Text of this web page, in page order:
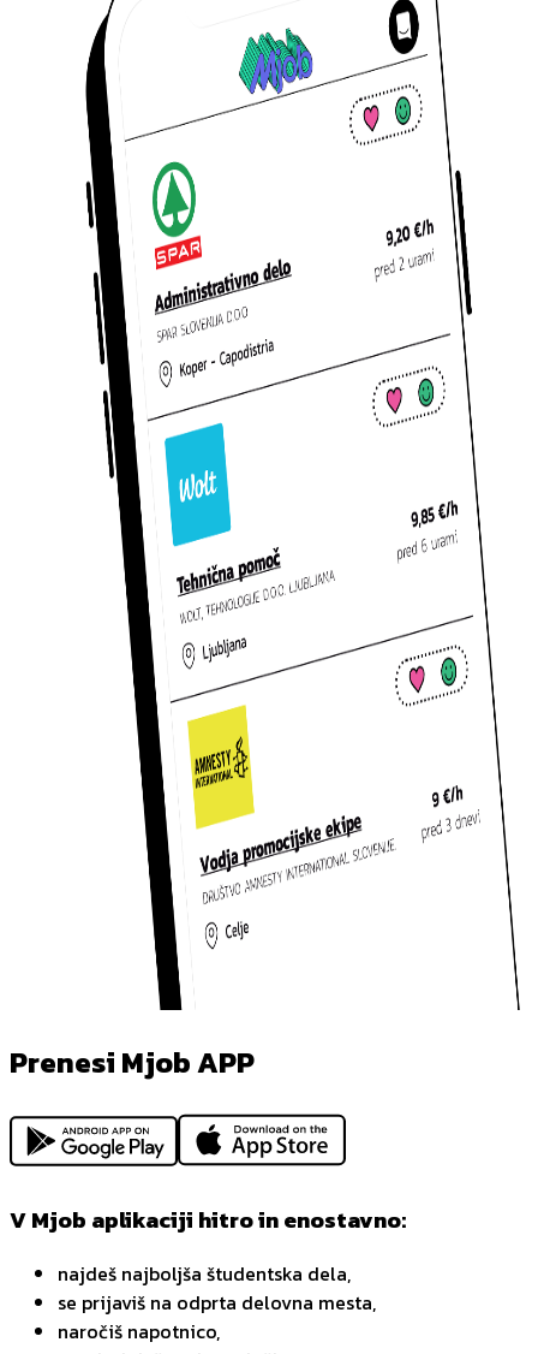
Prenesi Mjob APP
V Mjob aplikaciji hitro in enostavno:
najdeš najboljša študentska dela,
se prijaviš na odprta delovna mesta,
naročiš napotnico,